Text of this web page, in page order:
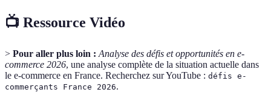
📺 Ressource Vidéo
> Pour aller plus loin : Analyse des défis et opportunités en e-
commerce 2026, une analyse complète de la situation actuelle dans
le e-commerce en France. Recherchez sur YouTube : défis e-
commerçants France 2026.